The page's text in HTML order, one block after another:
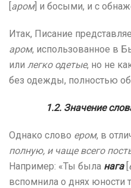
[аром] и босыми, и с
Итак, Писание
аром, использованное в
или легко одетые, но не
без одежды, полностью
1.2. Значение
Однако слово ером, в
полную, и чаще всего
Например: «Ты была нага[
вспомнила о днях юности